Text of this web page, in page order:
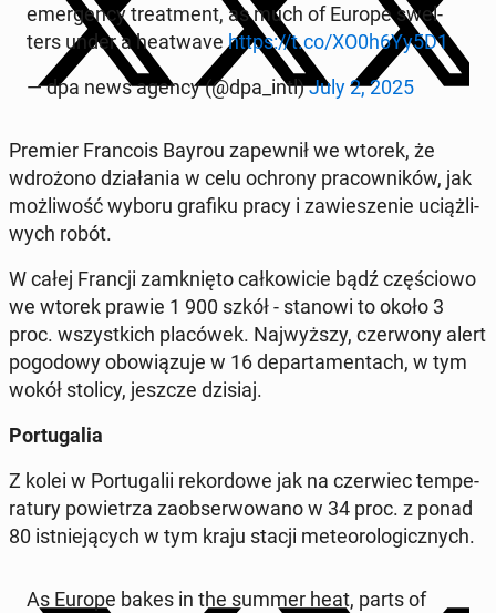
emer­gen­cy tre­at­ment, as much of Europe swel­
ters under a he­atwa­vehttps://t.co/XO0h6Yy5D1
— dpa news agency (@dpa_intl)July 2, 2025
Premier Fran­co­is Bayrou za­pew­nił we wtorek, że
wdro­żo­no dzia­ła­nia w celu ochrony pra­cow­ni­ków, jak
moż­li­wość wyboru grafiku pracy i za­wie­sze­nie uciąż­li­
wych robót.
W całej Francji za­mknię­to cał­ko­wi­cie bądź czę­ścio­wo
we wtorek prawie 1 900 szkół - stanowi to około 3
proc. wszyst­kich pla­có­wek. Naj­wyż­szy, czer­wo­ny alert
po­go­do­wy obo­wią­zu­je w 16 de­par­ta­men­tach, w tym
wokół stolicy, jeszcze dzisiaj.
Por­tu­ga­lia
Z kolei w Por­tu­ga­lii rekor­do­we jak na czer­wiec tem­pe­
ra­tu­ry po­wie­trza za­ob­ser­wo­wa­no w 34 proc. z ponad
80 ist­nie­ją­cych w tym kraju stacji me­te­oro­lo­gicz­nych.
As Europe bakes in the summer heat, parts of